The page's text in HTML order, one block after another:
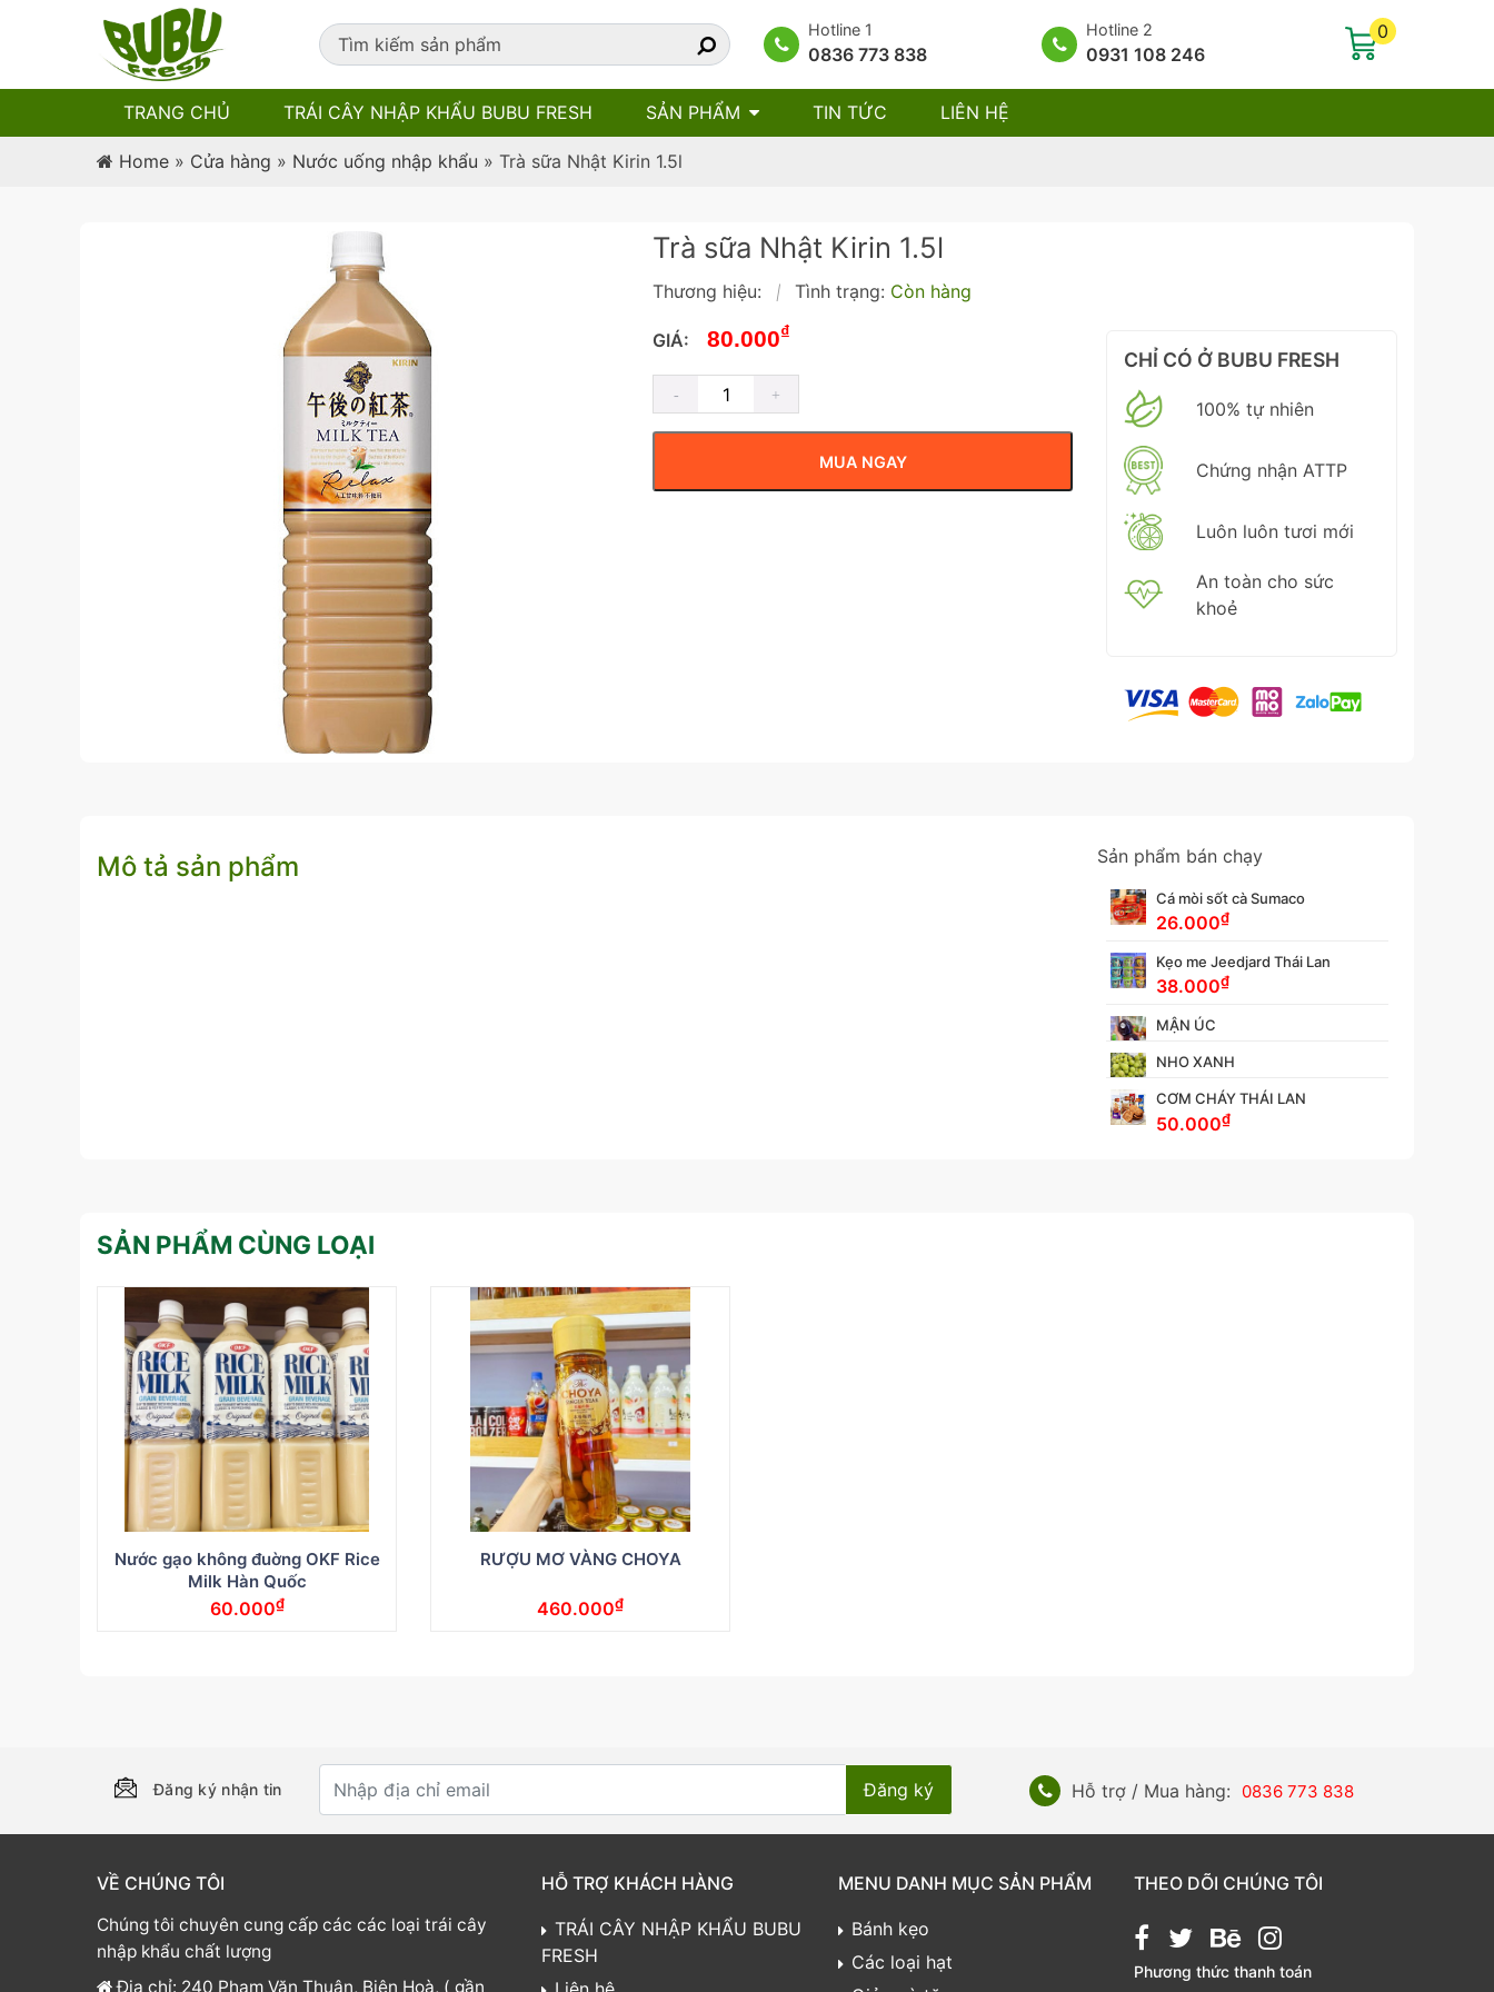
Hotline 1
0836 773 838
Hotline 2
0931 108 246
0
TRANG CHỦ TRÁI CÂY NHẬP KHẨU BUBU FRESH SẢN PHẨM TIN TỨC LIÊN HỆ
Home » Cửa hàng » Nước uống nhập khẩu » Trà sữa Nhật Kirin 1.5l
Trà sữa Nhật Kirin 1.5l
Thương hiệu: | Tình trạng: Còn hàng
GIÁ: 80.000₫
MUA NGAY
CHỈ CÓ Ở BUBU FRESH
100% tự nhiên
Chứng nhận ATTP
Luôn luôn tươi mới
An toàn cho sức
khoẻ
Mô tả sản phẩm Sản phẩm bán chạy
Cá mòi sốt cà Sumaco
26.000₫
Kẹo me Jeedjard Thái Lan
38.000₫
MẬN ÚC
NHO XANH
CƠM CHÁY THÁI LAN
50.000₫
SẢN PHẨM CÙNG LOẠI
Nước gạo không đuờng OKF Rice
Milk Hàn Quốc
60.000₫
RƯỢU MƠ VÀNG CHOYA
460.000₫
Đăng ký nhận tin Hỗ trợ / Mua hàng: 0836 773 838
VỀ CHÚNG TÔI
Chúng tôi chuyên cung cấp các các loại trái cây
nhập khẩu chất lượng
Địa chỉ: 240 Phạm Văn Thuận, Biên Hoà, ( gần
HỖ TRỢ KHÁCH HÀNG
TRÁI CÂY NHẬP KHẨU BUBU
FRESH
MENU DANH MỤC SẢN PHẨM
Bánh kẹo
Các loại hạt
THEO DÕI CHÚNG TÔI
Phương thức thanh toán